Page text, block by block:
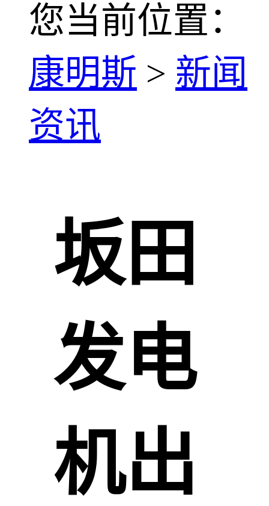
您当前位置：
康明斯 > 新闻
资讯
坂田
发电
机出